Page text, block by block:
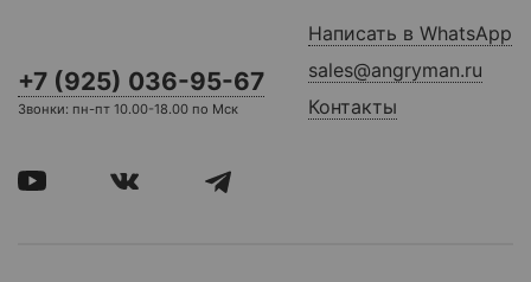
+7 (925) 036-95-67
Звонки: пн-пт 10.00-18.00 по Мск
Написать в WhatsApp
sales@angryman.ru
Контакты